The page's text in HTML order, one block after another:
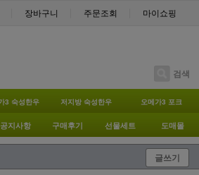
장바구니 주문조회 마이쇼핑
검색
3 숙성한우 저지방 숙성한우 오메가3 포크
공지사항 구매후기 선물세트 도매몰
글쓰기